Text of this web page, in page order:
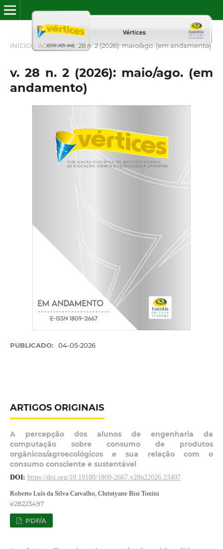
INÍCIO / ACERVO / v. 28 n. 2 (2026): maio/ago. (em andamento)
v. 28 n. 2 (2026): maio/ago. (em
andamento)
PUBLICADO: 04-05-2026
ARTIGOS ORIGINAIS
A percepção dos alunos de engenharia da
computação sobre consumo de produtos
orgânicos/agroecológicos e sua relação com o
consumo consciente e sustentável
DOI: https://doi.org/10.19180/1809-2667.v28n22026.23497
Roberto Luís da Silva Carvalho, Christyane Bisi Tonini
e28223497
PDF/A